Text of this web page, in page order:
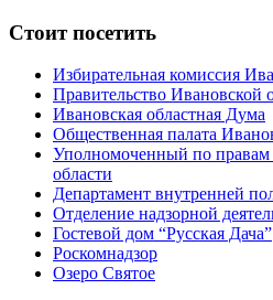
Стоит посетить
Избирательная комиссия
Правительство Ивановской
Ивановская областная Дума
Общественная палата
Уполномоченный по правам
области
Департамент внутренней
Отделение надзорной
Гостевой дом “Русская Дача”
Роскомнадзор
Озеро Святое